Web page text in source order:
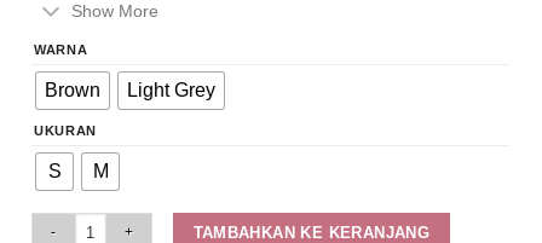
Show More
WARNA
Brown Light Grey
UKURAN
S M
TAMBAHKAN KE KERANJANG